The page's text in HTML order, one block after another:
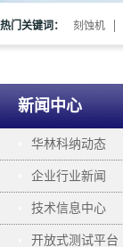
热门关键词： 刻蚀机
新闻中心
华林科纳动态
企业行业新闻
技术信息中心
开放式测试平台